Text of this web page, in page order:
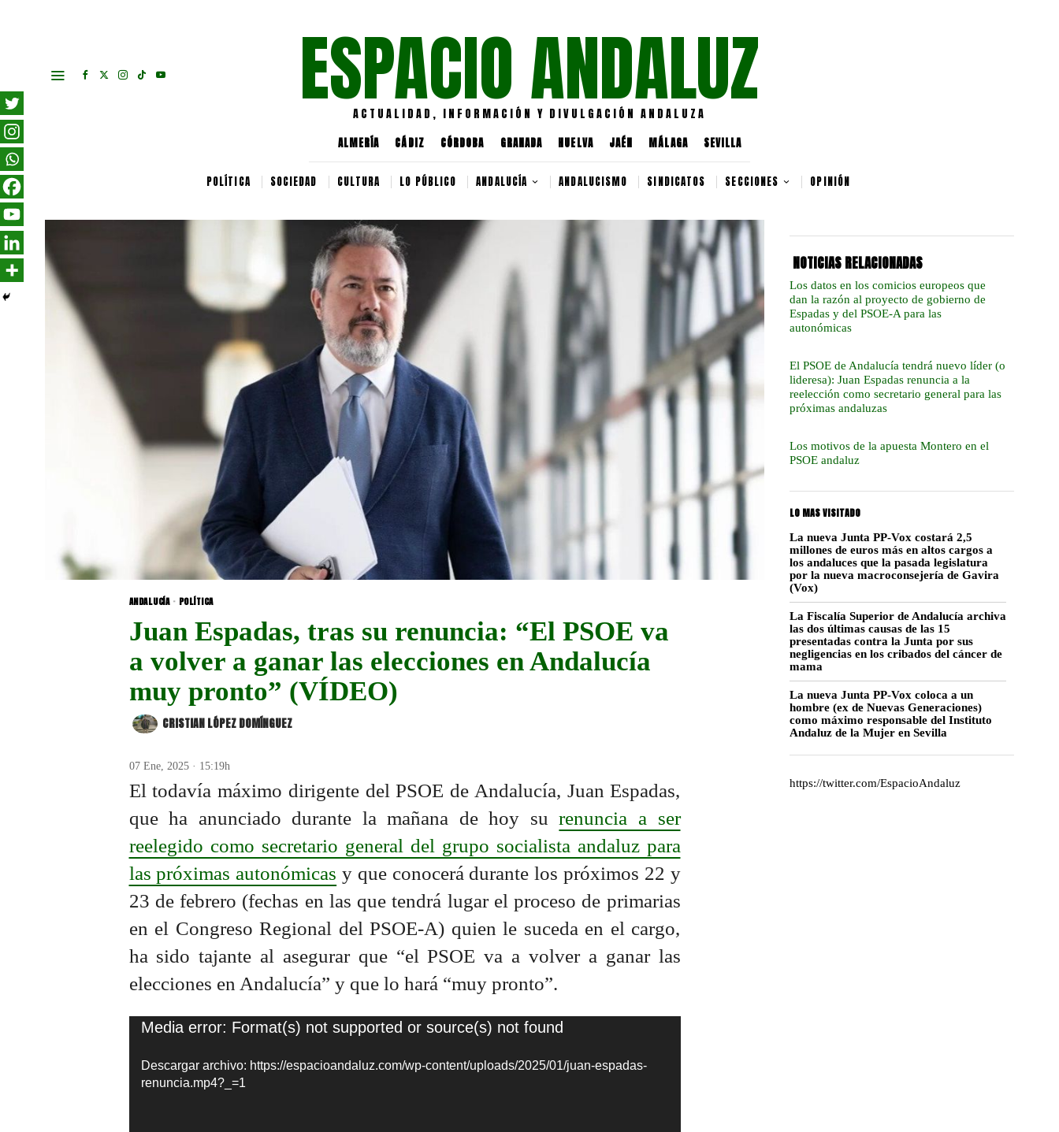
ESPACIO ANDALUZ
ACTUALIDAD, INFORMACIÓN Y DIVULGACIÓN ANDALUZA
ALMERÍA CÁDIZ CÓRDOBA GRANADA HUELVA JAÉN MÁLAGA SEVILLA
POLÍTICA SOCIEDAD CULTURA LO PÚBLICO ANDALUCÍA ANDALUCISMO SINDICATOS SECCIONES OPINIÓN
ANDALUCÍA · POLÍTICA
Juan Espadas, tras su renuncia: “El PSOE va
a volver a ganar las elecciones en Andalucía
muy pronto” (VÍDEO)
CRISTIAN LÓPEZ DOMÍNGUEZ
07 Ene, 2025 · 15:19h
El todavía máximo dirigente del PSOE de Andalucía, Juan Espadas,
que ha anunciado durante la mañana de hoy surenuncia a ser
reelegido como secretario general del grupo socialista andaluz para
las próximas autonómicas y que conocerá durante los próximos 22 y
23 de febrero (fechas en las que tendrá lugar el proceso de primarias
en el Congreso Regional del PSOE-A) quien le suceda en el cargo,
ha sido tajante al asegurar que “el PSOE va a volver a ganar las
elecciones en Andalucía” y que lo hará “muy pronto”.
Reproductor
de
vídeo
Media error: Format(s) not supported or source(s) not found
Descargar archivo: https://espacioandaluz.com/wp-content/uploads/2025/01/juan-espadas-
renuncia.mp4?_=1
NOTICIAS RELACIONADAS
Los datos en los comicios europeos que
dan la razón al proyecto de gobierno de
Espadas y del PSOE-A para las
autonómicas
El PSOE de Andalucía tendrá nuevo líder (o
lideresa): Juan Espadas renuncia a la
reelección como secretario general para las
próximas andaluzas
Los motivos de la apuesta Montero en el
PSOE andaluz
LO MAS VISITADO
La nueva Junta PP-Vox costará 2,5
millones de euros más en altos cargos a
los andaluces que la pasada legislatura
por la nueva macroconsejería de Gavira
(Vox)
La Fiscalía Superior de Andalucía archiva
las dos últimas causas de las 15
presentadas contra la Junta por sus
negligencias en los cribados del cáncer de
mama
La nueva Junta PP-Vox coloca a un
hombre (ex de Nuevas Generaciones)
como máximo responsable del Instituto
Andaluz de la Mujer en Sevilla
https://twitter.com/EspacioAndaluz